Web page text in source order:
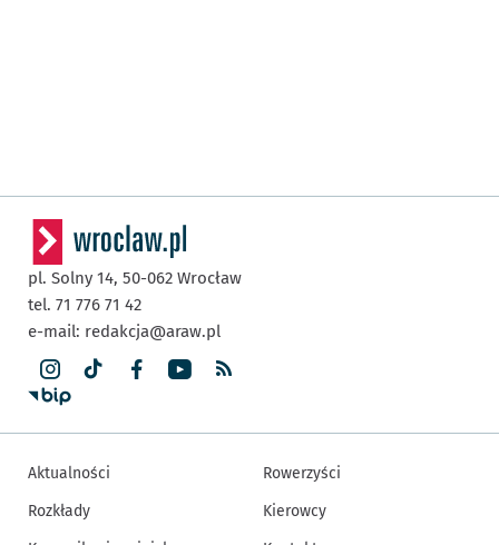
pl. Solny 14, 50-062 Wrocław
tel. 71 776 71 42
e-mail: redakcja@araw.pl
Aktualności
Rozkłady
Rowerzyści
Kierowcy